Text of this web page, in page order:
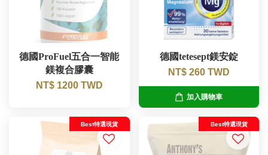
德國ProFuel五合一智能
鎂複合膠囊
NT$ 1200 TWD
德國tetesept鎂安錠
NT$ 260 TWD
加入購物車
Best特選現貨 Best特選現貨